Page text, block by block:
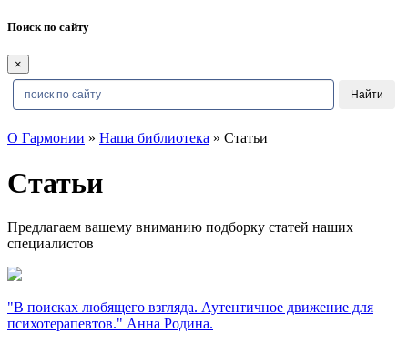
Поиск по сайту
×
О Гармонии » Наша библиотека » Статьи
Статьи
Предлагаем вашему вниманию подборку статей наших
специалистов
"В поисках любящего взгляда. Аутентичное движение для
психотерапевтов." Анна Родина.